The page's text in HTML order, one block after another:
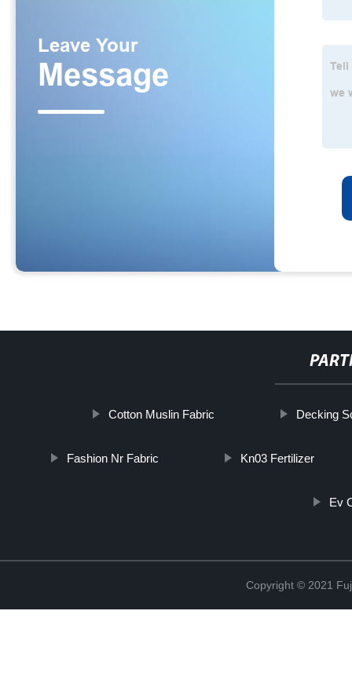
Cotton Muslin Fabric Decking
Fashion Nr Fabric Kn03 Fertilizer
Ev
Copyright © 2021